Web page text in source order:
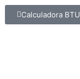
Calculadora BTU